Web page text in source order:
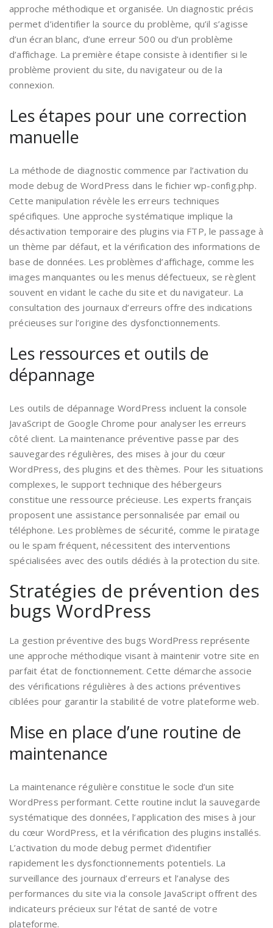
approche méthodique et organisée. Un diagnostic précis
permet d’identifier la source du problème, qu’il s’agisse
d’un écran blanc, d’une erreur 500 ou d’un problème
d’affichage. La première étape consiste à identifier si le
problème provient du site, du navigateur ou de la
connexion.
Les étapes pour une correction
manuelle
La méthode de diagnostic commence par l’activation du
mode debug de WordPress dans le fichier wp-config.php.
Cette manipulation révèle les erreurs techniques
spécifiques. Une approche systématique implique la
désactivation temporaire des plugins via FTP, le passage à
un thème par défaut, et la vérification des informations de
base de données. Les problèmes d’affichage, comme les
images manquantes ou les menus défectueux, se règlent
souvent en vidant le cache du site et du navigateur. La
consultation des journaux d’erreurs offre des indications
précieuses sur l’origine des dysfonctionnements.
Les ressources et outils de
dépannage
Les outils de dépannage WordPress incluent la console
JavaScript de Google Chrome pour analyser les erreurs
côté client. La maintenance préventive passe par des
sauvegardes régulières, des mises à jour du cœur
WordPress, des plugins et des thèmes. Pour les situations
complexes, le support technique des hébergeurs
constitue une ressource précieuse. Les experts français
proposent une assistance personnalisée par email ou
téléphone. Les problèmes de sécurité, comme le piratage
ou le spam fréquent, nécessitent des interventions
spécialisées avec des outils dédiés à la protection du site.
Stratégies de prévention des
bugs WordPress
La gestion préventive des bugs WordPress représente
une approche méthodique visant à maintenir votre site en
parfait état de fonctionnement. Cette démarche associe
des vérifications régulières à des actions préventives
ciblées pour garantir la stabilité de votre plateforme web.
Mise en place d’une routine de
maintenance
La maintenance régulière constitue le socle d’un site
WordPress performant. Cette routine inclut la sauvegarde
systématique des données, l’application des mises à jour
du cœur WordPress, et la vérification des plugins installés.
L’activation du mode debug permet d’identifier
rapidement les dysfonctionnements potentiels. La
surveillance des journaux d’erreurs et l’analyse des
performances du site via la console JavaScript offrent des
indicateurs précieux sur l’état de santé de votre
plateforme.